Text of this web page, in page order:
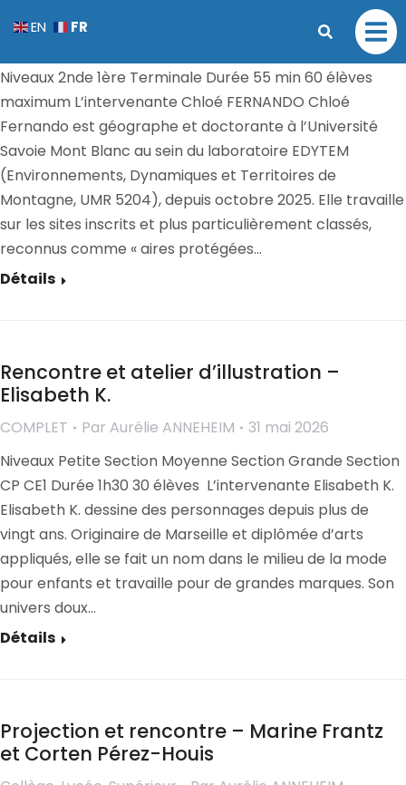
31 mai 2026
Niveaux 2nde 1ère Terminale Durée 55 min 60 élèves
maximum L’intervenante Chloé FERNANDO Chloé
Fernando est géographe et doctorante à l’Université
Savoie Mont Blanc au sein du laboratoire EDYTEM
(Environnements, Dynamiques et Territoires de
Montagne, UMR 5204), depuis octobre 2025. Elle travaille
sur les sites inscrits et plus particulièrement classés,
reconnus comme « aires protégées…
Détails
Rencontre et atelier d’illustration –
Elisabeth K.
COMPLET Par Aurélie ANNEHEIM
31 mai 2026
Niveaux Petite Section Moyenne Section Grande Section
CP CE1 Durée 1h30 30 élèves L’intervenante Elisabeth K.
Elisabeth K. dessine des personnages depuis plus de
vingt ans. Originaire de Marseille et diplômée d’arts
appliqués, elle se fait un nom dans le milieu de la mode
pour enfants et travaille pour de grandes marques. Son
univers doux…
Détails
Projection et rencontre – Marine Frantz
et Corten Pérez-Houis
EN FR